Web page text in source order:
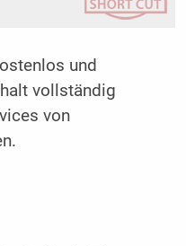
und
vollständig
von